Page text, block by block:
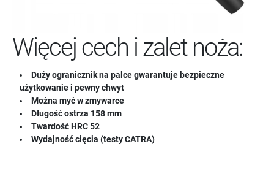
Więcej cech i zalet noża:
Duży ogranicznik na palce gwarantuje bezpieczne
użytkowanie i pewny chwyt
Można myć w zmywarce
Długość ostrza 158 mm
Twardość HRC 52
Wydajność cięcia (testy CATRA)